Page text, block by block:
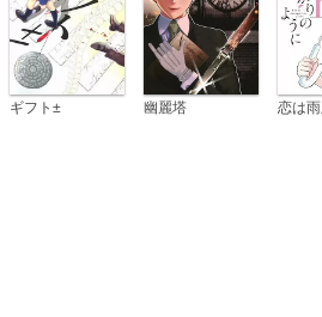
ギフト± 幽麗塔